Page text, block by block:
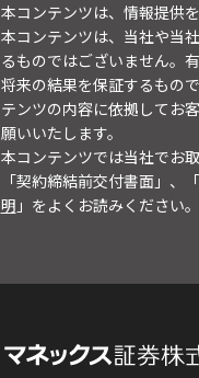
本コンテンツは、情報提供
本コンテンツは、当社や当
るものではございません。
将来の結果を保証するもの
テンツの内容に依拠してお
願いいたします。
本コンテンツでは当社でお
「契約締結前交付書面」
明 」をよくお読みください。